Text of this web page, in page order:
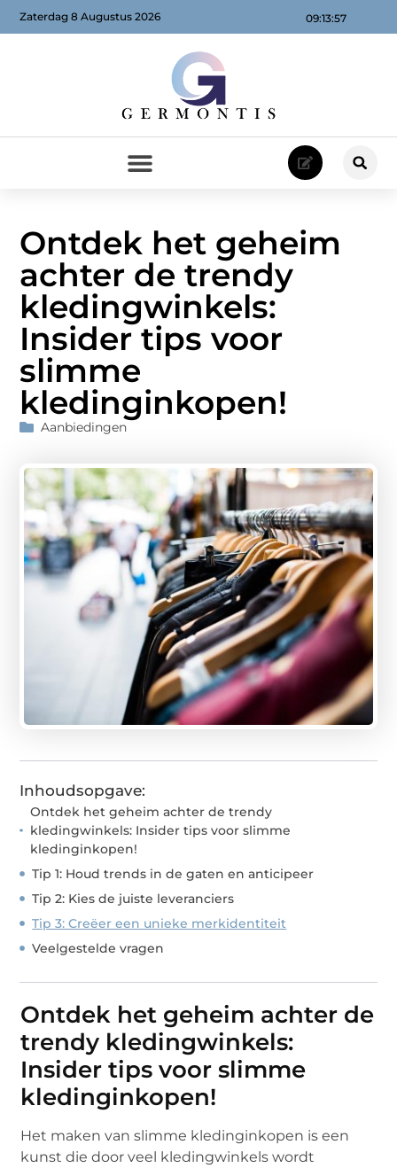
09:13:59
Zaterdag 8 Augustus 2026
Ontdek het geheim
achter de trendy
kledingwinkels:
Insider tips voor
slimme
kledinginkopen!
Aanbiedingen
Inhoudsopgave:
Ontdek het geheim achter de trendy
kledingwinkels: Insider tips voor slimme
kledinginkopen!
Tip 1: Houd trends in de gaten en anticipeer
Tip 2: Kies de juiste leveranciers
Tip 3: Creëer een unieke merkidentiteit
Veelgestelde vragen
Ontdek het geheim achter de
trendy kledingwinkels:
Insider tips voor slimme
kledinginkopen!
Het maken van slimme kledinginkopen is een
kunst die door veel kledingwinkels wordt